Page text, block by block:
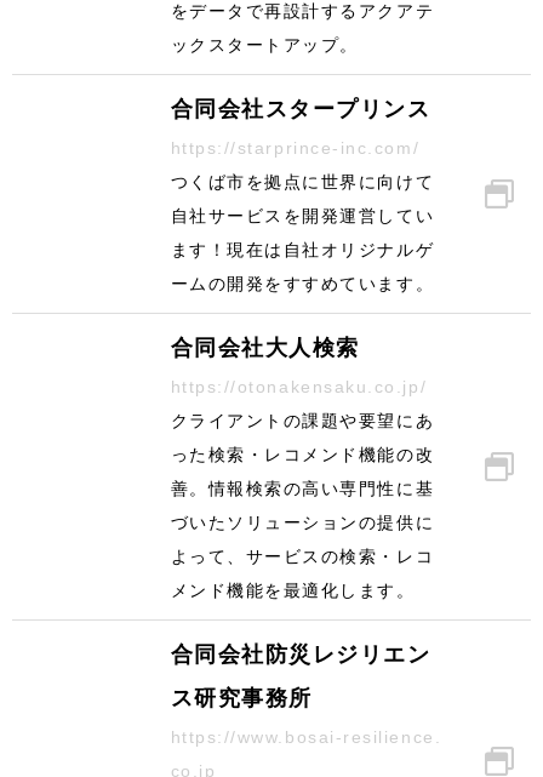
をデータで再設計するアクアテ
ックスタートアップ。
合同会社スタープリンス
https://starprince-inc.com/
つくば市を拠点に世界に向けて
自社サービスを開発運営してい
ます！現在は自社オリジナルゲ
ームの開発をすすめています。
合同会社大人検索
https://otonakensaku.co.jp/
クライアントの課題や要望にあ
った検索・レコメンド機能の改
善。情報検索の高い専門性に基
づいたソリューションの提供に
よって、サービスの検索・レコ
メンド機能を最適化します。
合同会社防災レジリエン
ス研究事務所
https://www.bosai-resilience.
co.jp